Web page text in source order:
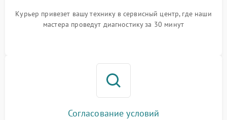
Курьер привезет вашу технику в сервисный центр, где наши
мастера проведут диагностику за 30 минут
Согласование условий